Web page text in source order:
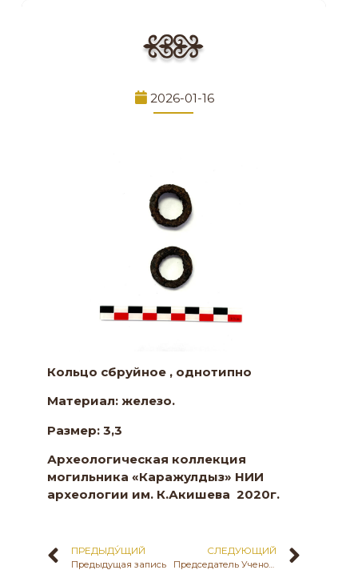
2026-01-16
Кольцо сбруйное , однотипно
Материал: железо.
Размер: 3,3
Археологическая коллекция
могильника «Каражулдыз» НИИ
археологии им. К.Акишева 2020г.
ПРЕДЫДУ́ЩИЙ
Предыдущая запись
СЛЕДУЮЩИЙ
Председатель Ученого совета